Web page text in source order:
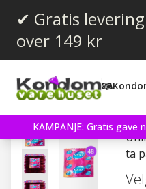
✔ Gratis levering
over 149 kr
KAMPANJE: Gratis gave
ta